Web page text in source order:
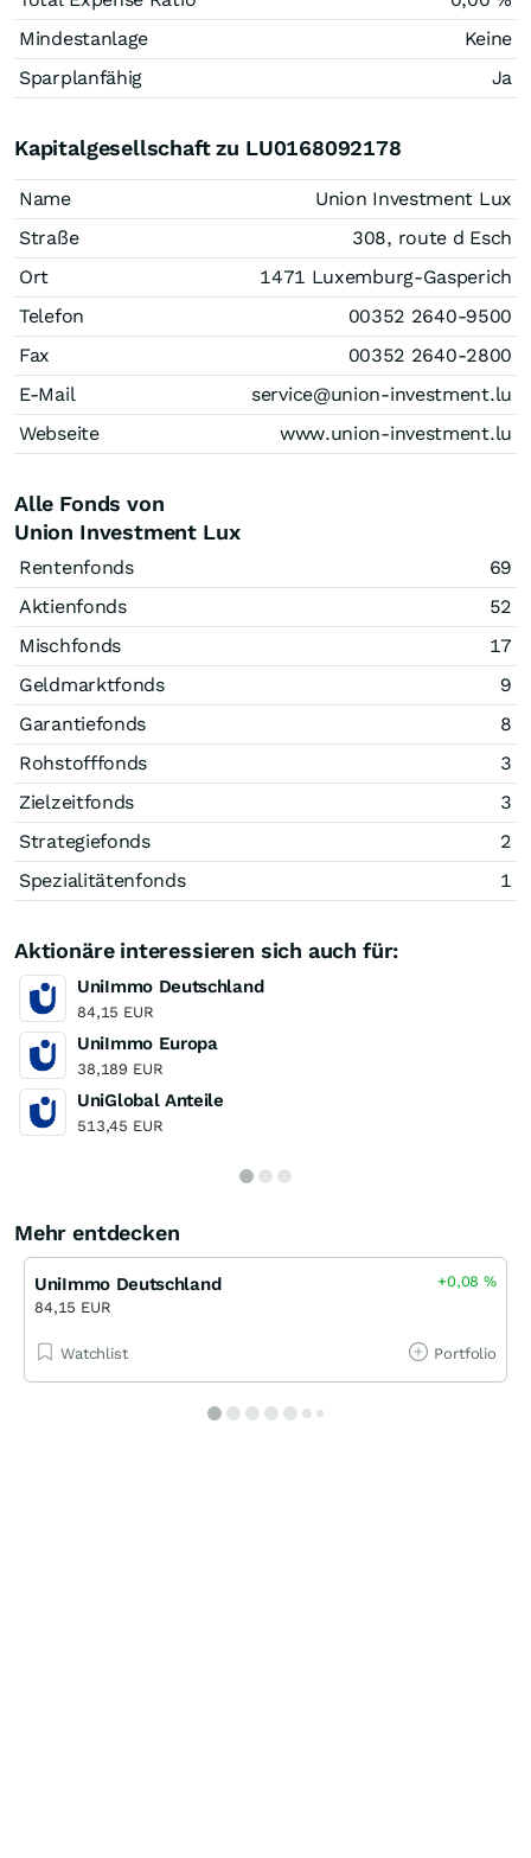
Mindestanlage
Keine
Sparplanfähig
Ja
Kapitalgesellschaft zu LU0168092178
Name
Union Investment Lux
Straße
308, route d Esch
Ort
1471 Luxemburg-Gasperich
Telefon
00352 2640-9500
Fax
00352 2640-2800
E-Mail
service@union-investment.lu
Webseite
www.union-investment.lu
Alle Fonds von
Union Investment Lux
Rentenfonds
69
Aktienfonds
52
Mischfonds
17
Geldmarktfonds
9
Garantiefonds
8
Rohstofffonds
3
Zielzeitfonds
3
Strategiefonds
2
Spezialitätenfonds
1
Aktionäre interessieren sich auch für:
UniImmo Deutschland
84,15 EUR
UniImmo Europa
38,189 EUR
UniGlobal Anteile
513,45 EUR
Mehr entdecken
UniImmo Deutschland
84,15 EUR
+0,08%
Watchlist Portfolio